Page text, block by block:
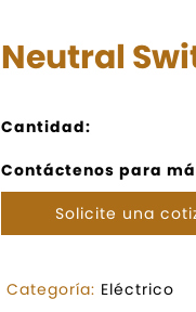
Neutral
Cantidad:
Contáctenos para
Solicite una
Categoría: Eléctrico